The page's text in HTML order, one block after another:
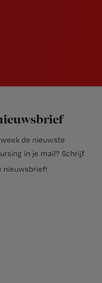
de nieuwste
in je mail? Schrijf
nieuwsbrief!